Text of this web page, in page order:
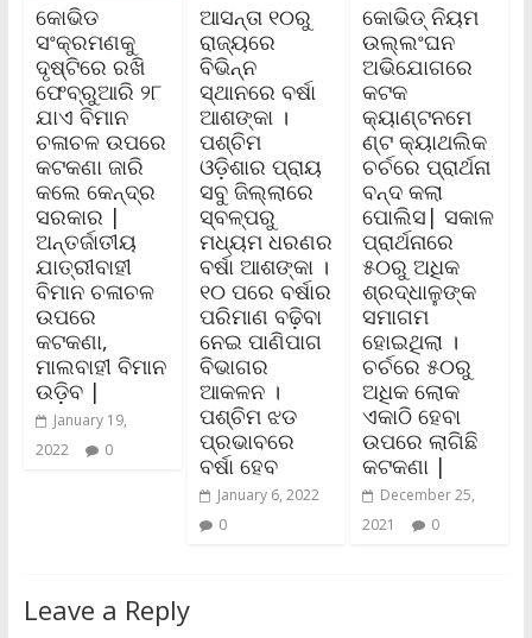
କୋଭିଡ
ସଂକ୍ରମଣକୁ
ଦୃଷ୍ଟିରେ ରଖି
ଫେବ୍ରୁଆରି ୨୮
ଯାଏ ବିମାନ
ଚଳାଚଳ ଉପରେ
କଟକଣା ଜାରି
କଲେ କେନ୍ଦ୍ର
ସରକାର |
ଅନ୍ତର୍ଜାତୀୟ
ଯାତ୍ରୀବାହୀ
ବିମାନ ଚଳାଚଳ
ଉପରେ
କଟକଣା,
ମାଲବାହୀ ବିମାନ
ଉଡ଼ିବ |
January 19,
2022
0
ଆସନ୍ତା ୧୦ରୁ
ରାଜ୍ୟରେ
ବିଭିନ୍ନ
ସ୍ଥାନରେ ବର୍ଷା
ଆଶଙ୍କା ।
ପଶ୍ଚିମ
ଓଡ଼ିଶାର ପ୍ରାୟ
ସବୁ ଜିଲ୍ଲାରେ
ସ୍ବଳ୍ପରୁ
ମଧ୍ୟମ ଧରଣର
ବର୍ଷା ଆଶଙ୍କା ।
୧୦ ପରେ ବର୍ଷାର
ପରିମାଣ ବଢ଼ିବା
ନେଇ ପାଣିପାଗ
ବିଭାଗର
ଆକଳନ ।
ପଶ୍ଚିମ ଝଡ
ପ୍ରଭାବରେ
ବର୍ଷା ହେବ
January 6, 2022
0
କୋଭିଡ୍ ନିୟମ
ଉଲ୍ଲଂଘନ
ଅଭିଯୋଗରେ
କଟକ
କ୍ୟାଣ୍ଟନମେ
ଣ୍ଟ କ୍ୟାଥଲିକ
ଚର୍ଚରେ ପ୍ରାର୍ଥନା
ବନ୍ଦ କଲା
ପୋଲିସ| ସକାଳ
ପ୍ରାର୍ଥନାରେ
୫୦ରୁ ଅଧିକ
ଶ୍ରଦ୍ଧାଳୁଙ୍କ
ସମାଗମ
ହୋଇଥିଲା ।
ଚର୍ଚରେ ୫୦ରୁ
ଅଧିକ ଲୋକ
ଏକାଠି ହେବା
ଉପରେ ଲାଗିଛି
କଟକଣା |
December 25,
2021
0
Leave a Reply